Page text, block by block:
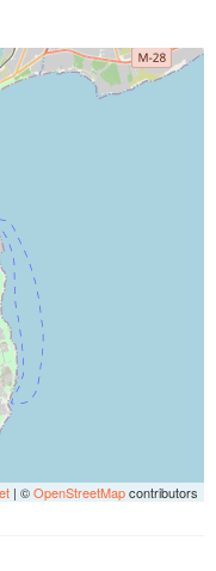
| ©OpenStreetMapcontributors